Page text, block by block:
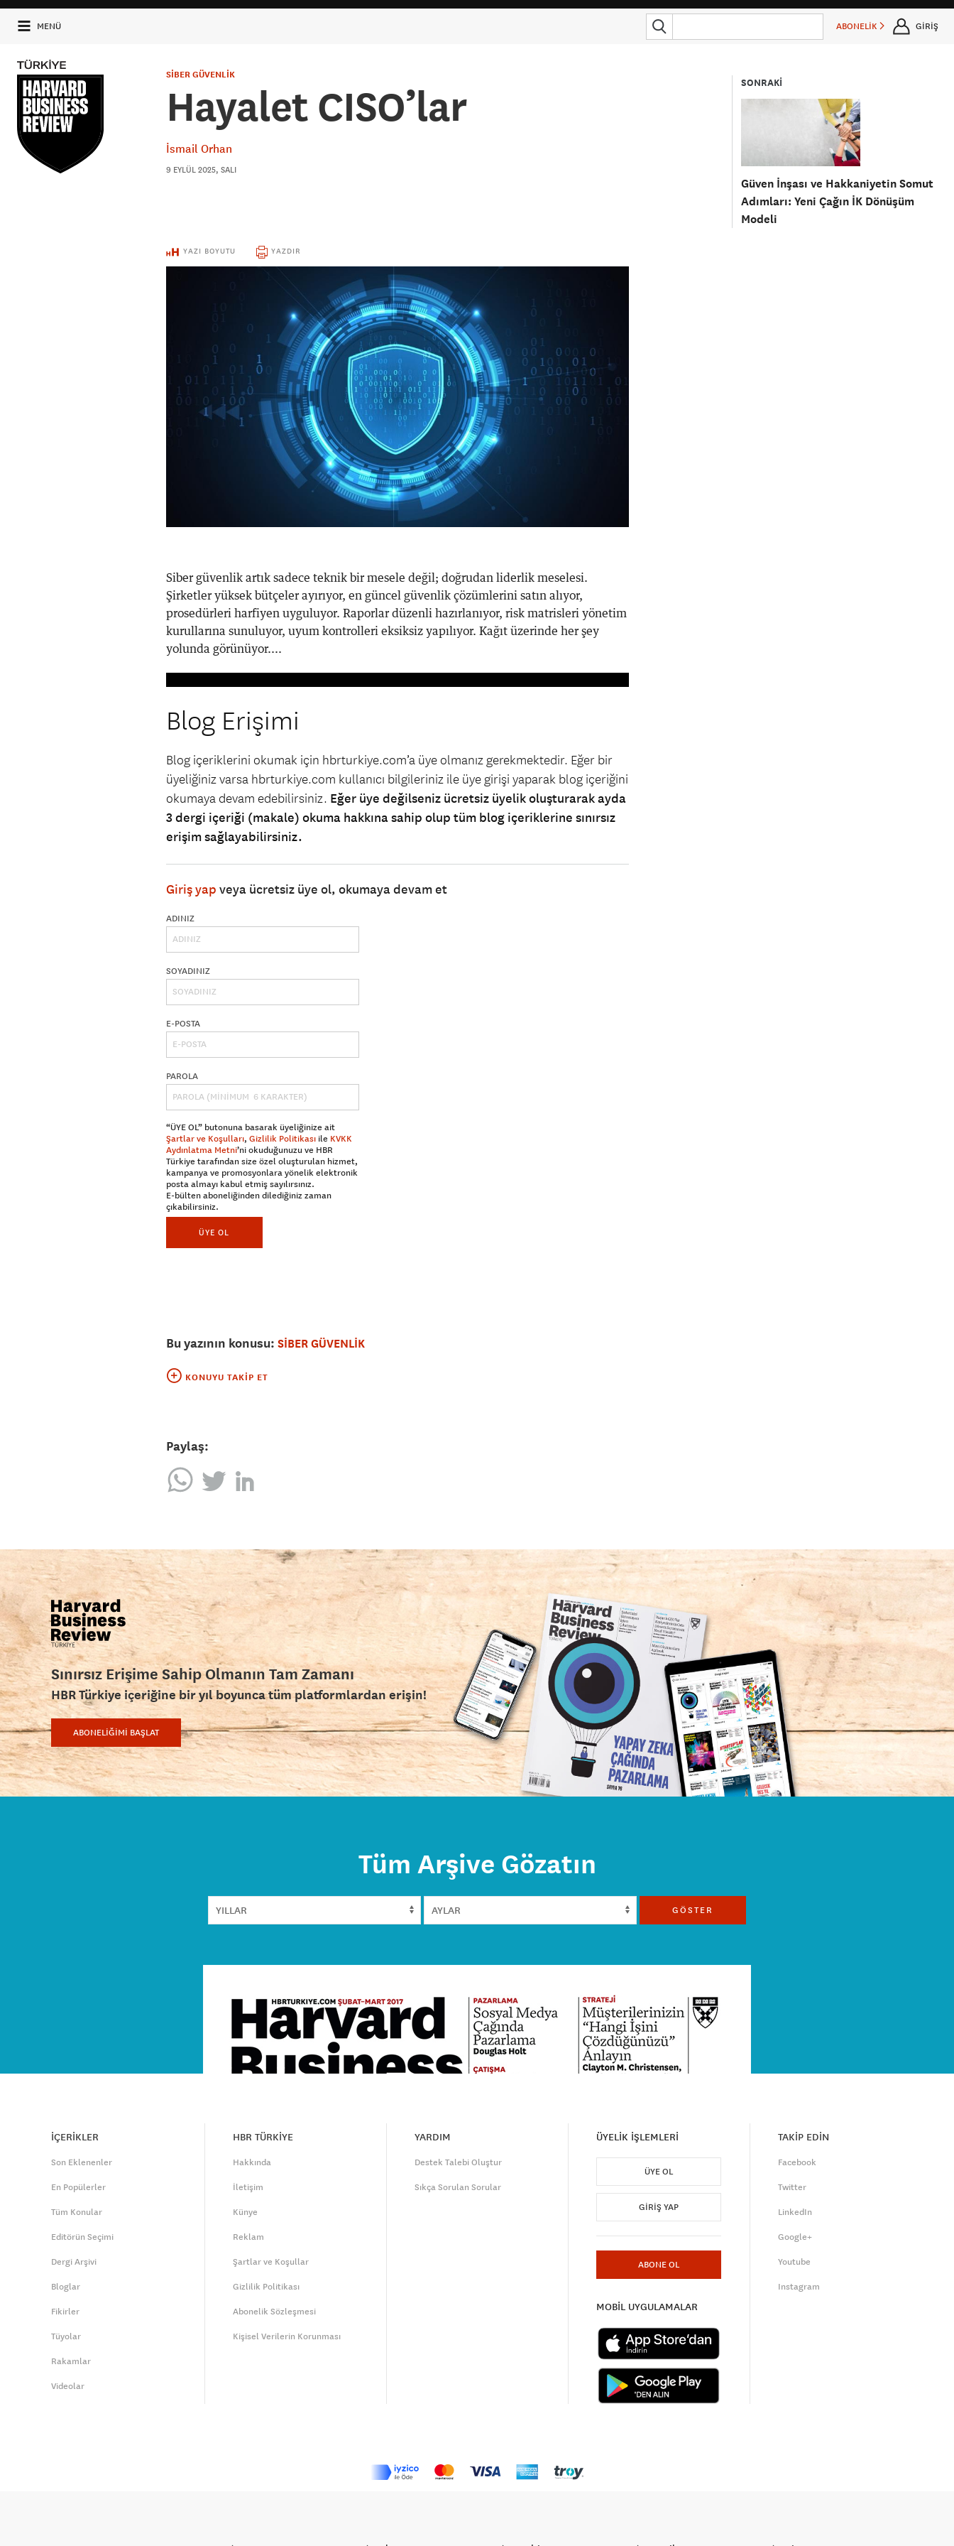
MENÜ ABONELİK GİRİŞ
SONRAKİ
Güven İnşası ve Hakkaniyetin Somut
Adımları: Yeni Çağın İK Dönüşüm
Modeli
SİBER GÜVENLİK
Hayalet CISO’lar
İsmail Orhan
9 EYLÜL 2025, SALI
YAZI BOYUTU YAZDIR
Siber güvenlik artık sadece teknik bir mesele değil; doğrudan liderlik meselesi.
Şirketler yüksek bütçeler ayırıyor, en güncel güvenlik çözümlerini satın alıyor,
prosedürleri harfiyen uyguluyor. Raporlar düzenli hazırlanıyor, risk matrisleri yönetim
kurullarına sunuluyor, uyum kontrolleri eksiksiz yapılıyor. Kağıt üzerinde her şey
yolunda görünüyor....
Blog Erişimi
Blog içeriklerini okumak için hbrturkiye.com’a üye olmanız gerekmektedir. Eğer bir
üyeliğiniz varsa hbrturkiye.com kullanıcı bilgileriniz ile üye girişi yaparak blog içeriğini
okumaya devam edebilirsiniz. Eğer üye değilseniz ücretsiz üyelik oluşturarak ayda
3 dergi içeriği (makale) okuma hakkına sahip olup tüm blog içeriklerine sınırsız
erişim sağlayabilirsiniz.
Giriş yap veya ücretsiz üye ol, okumaya devam et
ADINIZ
SOYADINIZ
E-POSTA
PAROLA
“ÜYE OL” butonuna basarak üyeliğinize ait
Şartlar ve Koşulları, Gizlilik Politikası ile KVKK
Aydınlatma Metni’ni okuduğunuzu ve HBR
Türkiye tarafından size özel oluşturulan hizmet,
kampanya ve promosyonlara yönelik elektronik
posta almayı kabul etmiş sayılırsınız.
E-bülten aboneliğinden dilediğiniz zaman
çıkabilirsiniz.
ÜYE OL
Bu yazının konusu: SİBER GÜVENLİK
KONUYU TAKIP ET
Paylaş:
Sınırsız Erişime Sahip Olmanın Tam Zamanı
HBR Türkiye içeriğine bir yıl boyunca tüm platformlardan erişin!
ABONELİĞİMİ BAŞLAT
Tüm Arşive Gözatın
GÖSTER
İÇERİKLER
Son Eklenenler
En Popülerler
Tüm Konular
Editörün Seçimi
Dergi Arşivi
Bloglar
Fikirler
Tüyolar
Rakamlar
Videolar
HBR TÜRKİYE
Hakkında
İletişim
Künye
Reklam
Şartlar ve Koşullar
Gizlilik Politikası
Abonelik Sözleşmesi
Kişisel Verilerin Korunması
YARDIM
Destek Talebi Oluştur
Sıkça Sorulan Sorular
ÜYELİK İŞLEMLERİ
ÜYE OL
GIRIŞ YAP
ABONE OL
MOBİL UYGULAMALAR
TAKİP EDİN
Facebook
Twitter
LinkedIn
Google+
Youtube
Instagram